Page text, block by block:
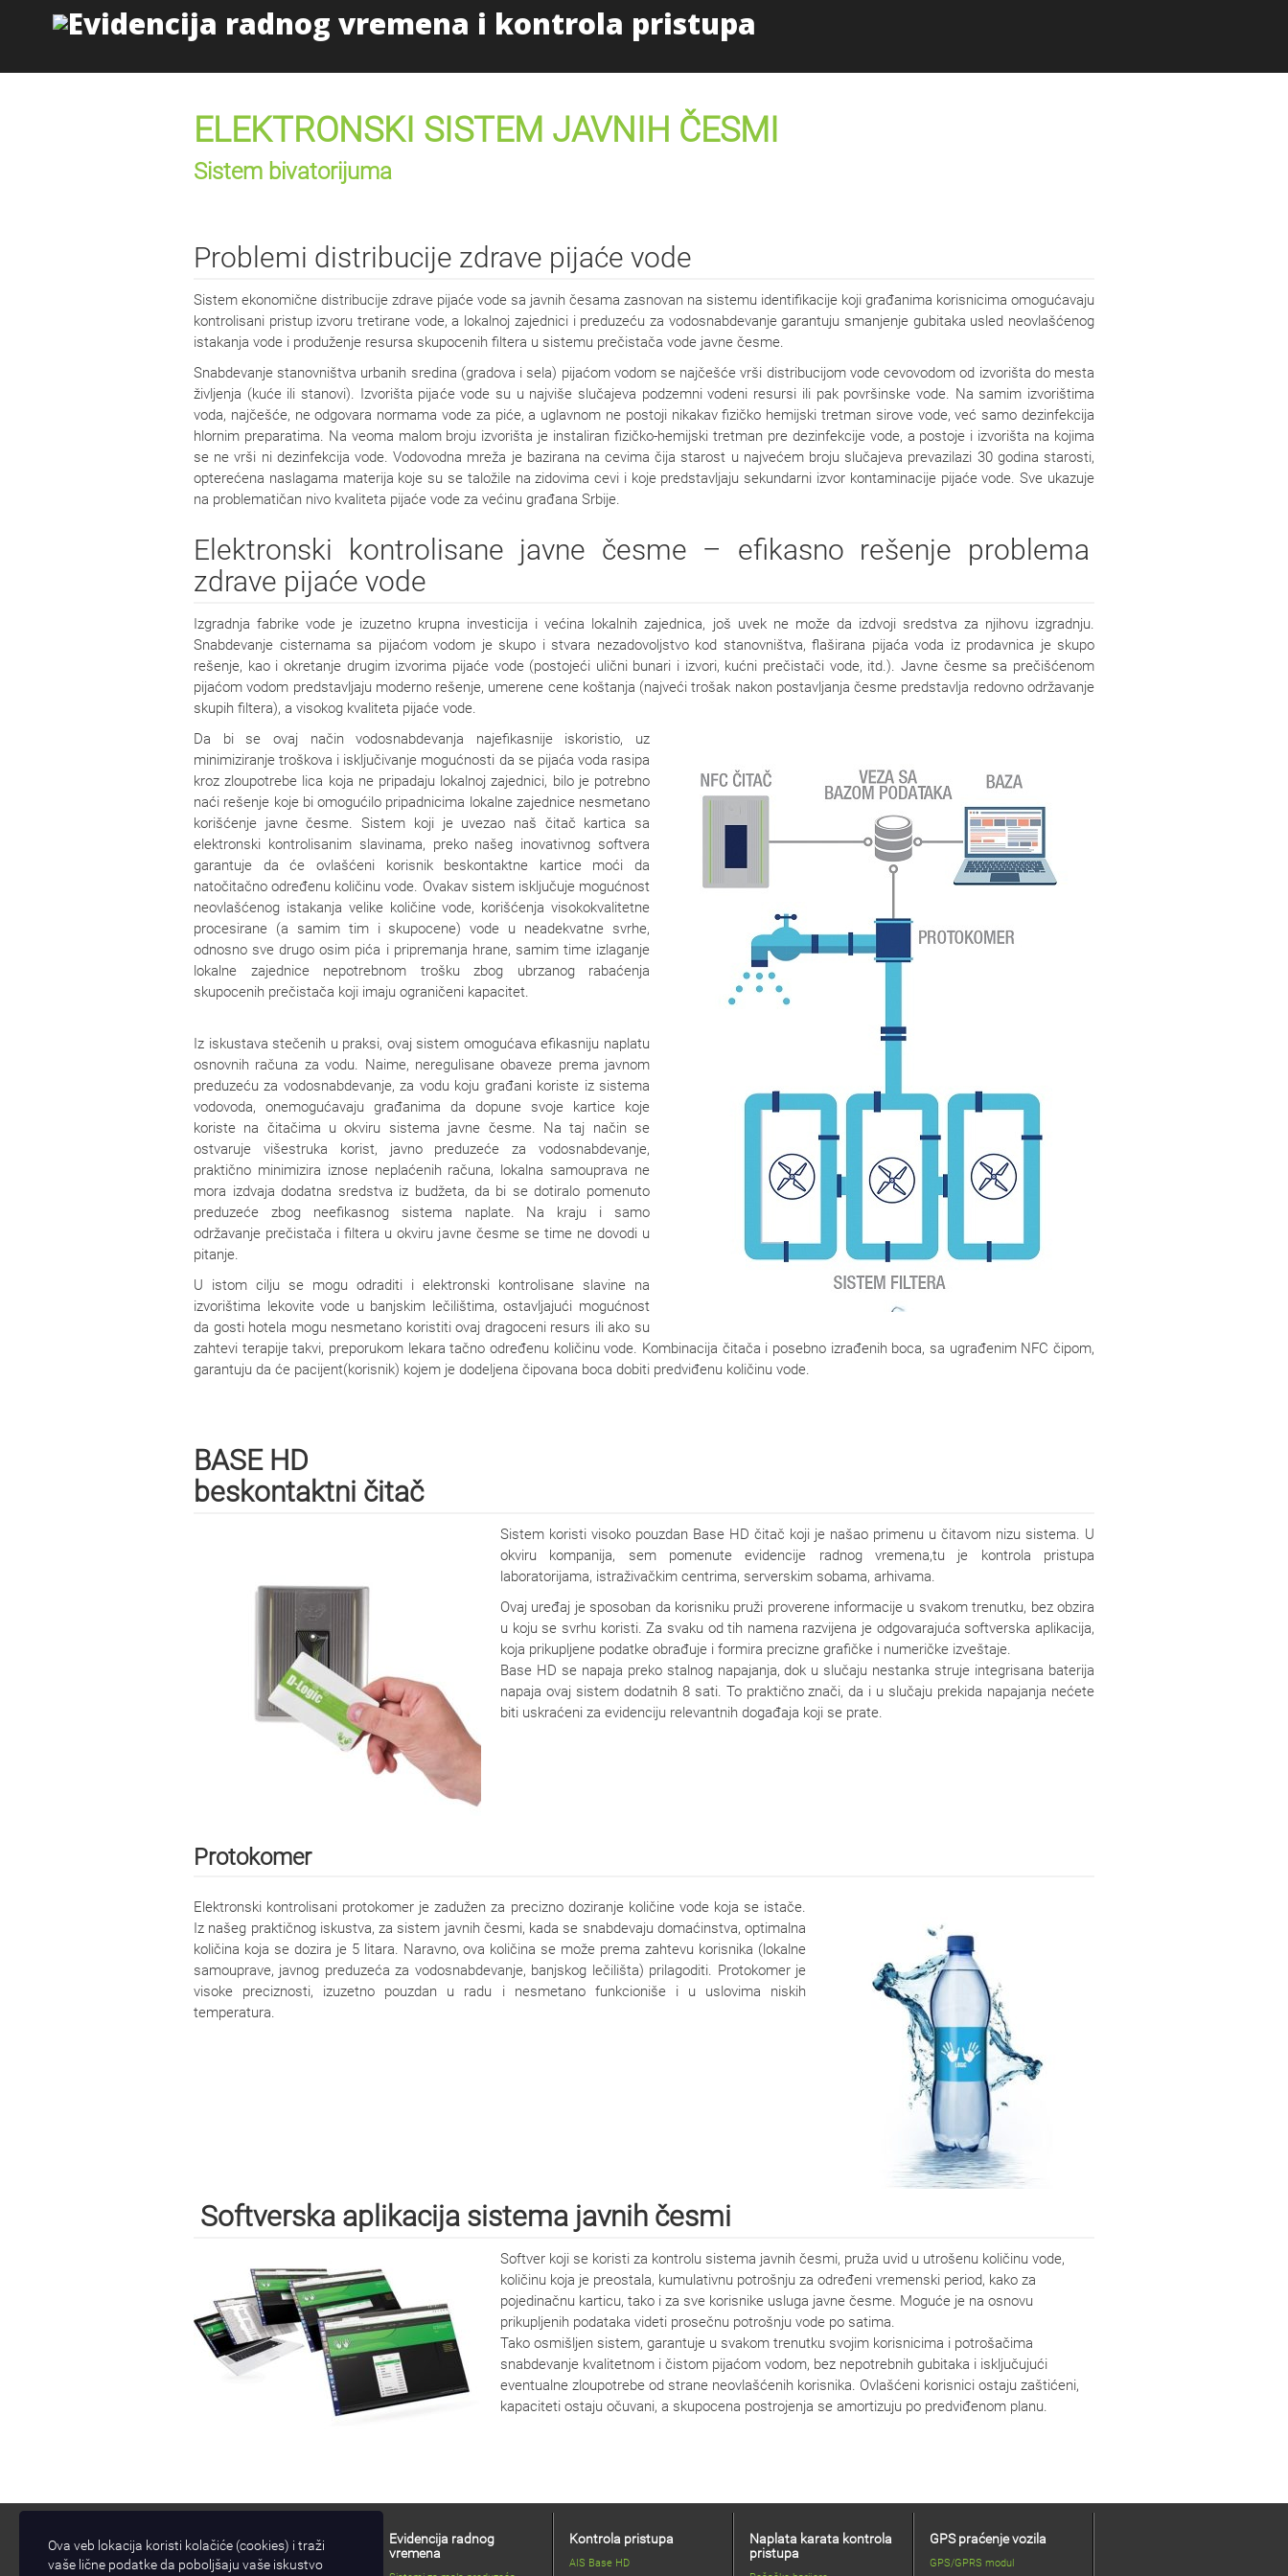
ELEKTRONSKI SISTEM JAVNIH ČESMI
Sistem bivatorijuma
Problemi distribucije zdrave pijaće vode
Sistem ekonomične distribucije zdrave pijaće vode sa javnih česama zasnovan na sistemu identifikacije koji građanima korisnicima omogućavaju
kontrolisani pristup izvoru tretirane vode, a lokalnoj zajednici i preduzeću za vodosnabdevanje garantuju smanjenje gubitaka usled neovlašćenog
istakanja vode i produženje resursa skupocenih filtera u sistemu prečistača vode javne česme.
Snabdevanje stanovništva urbanih sredina (gradova i sela) pijaćom vodom se najčešće vrši distribucijom vode cevovodom od izvorišta do mesta
življenja (kuće ili stanovi). Izvorišta pijaće vode su u najviše slučajeva podzemni vodeni resursi ili pak površinske vode. Na samim izvorištima
voda, najčešće, ne odgovara normama vode za piće, a uglavnom ne postoji nikakav fizičko hemijski tretman sirove vode, već samo dezinfekcija
hlornim preparatima. Na veoma malom broju izvorišta je instaliran fizičko-hemijski tretman pre dezinfekcije vode, a postoje i izvorišta na kojima
se ne vrši ni dezinfekcija vode. Vodovodna mreža je bazirana na cevima čija starost u najvećem broju slučajeva prevazilazi 30 godina starosti,
opterećena naslagama materija koje su se taložile na zidovima cevi i koje predstavljaju sekundarni izvor kontaminacije pijaće vode. Sve ukazuje
na problematičan nivo kvaliteta pijaće vode za većinu građana Srbije.
Elektronski kontrolisane javne česme – efikasno rešenje problema
zdrave pijaće vode
Izgradnja fabrike vode je izuzetno krupna investicija i većina lokalnih zajednica, još uvek ne može da izdvoji sredstva za njihovu izgradnju.
Snabdevanje cisternama sa pijaćom vodom je skupo i stvara nezadovoljstvo kod stanovništva, flaširana pijaća voda iz prodavnica je skupo
rešenje, kao i okretanje drugim izvorima pijaće vode (postojeći ulični bunari i izvori, kućni prečistači vode, itd.). Javne česme sa prečišćenom
pijaćom vodom predstavljaju moderno rešenje, umerene cene koštanja (najveći trošak nakon postavljanja česme predstavlja redovno održavanje
skupih filtera), a visokog kvaliteta pijaće vode.
Da bi se ovaj način vodosnabdevanja najefikasnije iskoristio, uz
minimiziranje troškova i isključivanje mogućnosti da se pijaća voda rasipa
kroz zloupotrebe lica koja ne pripadaju lokalnoj zajednici, bilo je potrebno
naći rešenje koje bi omogućilo pripadnicima lokalne zajednice nesmetano
korišćenje javne česme. Sistem koji je uvezao naš čitač kartica sa
elektronski kontrolisanim slavinama, preko našeg inovativnog softvera
garantuje da će ovlašćeni korisnik beskontaktne kartice moći da
natočitačno određenu količinu vode. Ovakav sistem isključuje mogućnost
neovlašćenog istakanja velike količine vode, korišćenja visokokvalitetne
procesirane (a samim tim i skupocene) vode u neadekvatne svrhe,
odnosno sve drugo osim pića i pripremanja hrane, samim time izlaganje
lokalne zajednice nepotrebnom trošku zbog ubrzanog rabaćenja
skupocenih prečistača koji imaju ograničeni kapacitet.
Iz iskustava stečenih u praksi, ovaj sistem omogućava efikasniju naplatu
osnovnih računa za vodu. Naime, neregulisane obaveze prema javnom
preduzeću za vodosnabdevanje, za vodu koju građani koriste iz sistema
vodovoda, onemogućavaju građanima da dopune svoje kartice koje
koriste na čitačima u okviru sistema javne česme. Na taj način se
ostvaruje višestruka korist, javno preduzeće za vodosnabdevanje,
praktično minimizira iznose neplaćenih računa, lokalna samouprava ne
mora izdvaja dodatna sredstva iz budžeta, da bi se dotiralo pomenuto
preduzeće zbog neefikasnog sistema naplate. Na kraju i samo
održavanje prečistača i filtera u okviru javne česme se time ne dovodi u
pitanje.
U istom cilju se mogu odraditi i elektronski kontrolisane slavine na
izvorištima lekovite vode u banjskim lečilištima, ostavljajući mogućnost
da gosti hotela mogu nesmetano koristiti ovaj dragoceni resurs ili ako su
zahtevi terapije takvi, preporukom lekara tačno određenu količinu vode. Kombinacija čitača i posebno izrađenih boca, sa ugrađenim NFC čipom,
garantuju da će pacijent(korisnik) kojem je dodeljena čipovana boca dobiti predviđenu količinu vode.
BASE HD
beskontaktni čitač
Sistem koristi visoko pouzdan Base HD čitač koji je našao primenu u čitavom nizu sistema. U
okviru kompanija, sem pomenute evidencije radnog vremena,tu je kontrola pristupa
laboratorijama, istraživačkim centrima, serverskim sobama, arhivama.
Ovaj uređaj je sposoban da korisniku pruži proverene informacije u svakom trenutku, bez obzira
u koju se svrhu koristi. Za svaku od tih namena razvijena je odgovarajuća softverska aplikacija,
koja prikupljene podatke obrađuje i formira precizne grafičke i numeričke izveštaje.
Base HD se napaja preko stalnog napajanja, dok u slučaju nestanka struje integrisana baterija
napaja ovaj sistem dodatnih 8 sati. To praktično znači, da i u slučaju prekida napajanja nećete
biti uskraćeni za evidenciju relevantnih događaja koji se prate.
Protokomer
Elektronski kontrolisani protokomer je zadužen za precizno doziranje količine vode koja se istače.
Iz našeg praktičnog iskustva, za sistem javnih česmi, kada se snabdevaju domaćinstva, optimalna
količina koja se dozira je 5 litara. Naravno, ova količina se može prema zahtevu korisnika (lokalne
samouprave, javnog preduzeća za vodosnabdevanje, banjskog lečilišta) prilagoditi. Protokomer je
visoke preciznosti, izuzetno pouzdan u radu i nesmetano funkcioniše i u uslovima niskih
temperatura.
Softverska aplikacija sistema javnih česmi
Softver koji se koristi za kontrolu sistema javnih česmi, pruža uvid u utrošenu količinu vode,
količinu koja je preostala, kumulativnu potrošnju za određeni vremenski period, kako za
pojedinačnu karticu, tako i za sve korisnike usluga javne česme. Moguće je na osnovu
prikupljenih podataka videti prosečnu potrošnju vode po satima.
Tako osmišljen sistem, garantuje u svakom trenutku svojim korisnicima i potrošačima
snabdevanje kvalitetnom i čistom pijaćom vodom, bez nepotrebnih gubitaka i isključujući
eventualne zloupotrebe od strane neovlašćenih korisnika. Ovlašćeni korisnici ostaju zaštićeni,
kapaciteti ostaju očuvani, a skupocena postrojenja se amortizuju po predviđenom planu.
Evidencija radnog
vremena
Kontrola pristupa
AIS Base HD
Naplata karata kontrola
pristupa
GPS praćenje vozila
GPS/GPRS modul
Ova veb lokacija koristi kolačiće (cookies) i traži
vaše lične podatke da poboljšaju vaše iskustvo